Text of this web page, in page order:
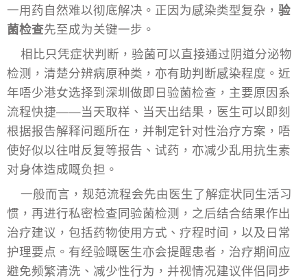
一用药自然难以彻底解决。正因为感染类型复杂， 验
菌检查先至成为关键一步。
相比只凭症状判断，验菌可以直接通过阴道分泌物
检测，清楚分辨病原种类，亦有助判断感染程度。近
年唔少港女选择到深圳做即日验菌检查，主要原因系
流程快捷——当天取样、当天出结果，医生可以即刻
根据报告解释问题所在，并制定针对性治疗方案，唔
使好似以往咁反复等报告、试药，亦减少乱用抗生素
对身体造成嘅负担。
一般而言，规范流程会先由医生了解症状同生活习
惯，再进行私密检查同验菌检测，之后结合结果作出
治疗建议，包括药物使用方式、疗程时间，以及日常
护理要点。有经验嘅医生亦会提醒患者，治疗期间应
避免频繁清洗、减少性行为，并视情况建议伴侣同步